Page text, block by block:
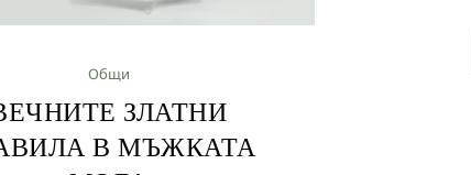
Общи
ЗЛАТНИ
В МЪЖКАТА